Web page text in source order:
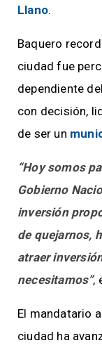
Llano.
Baquero
ciudad fue
dependiente
con decisión,
de ser un
“Hoy somos
Gobierno
inversión
de quejarnos,
atraer
necesitamos”,
El mandatario
ciudad ha